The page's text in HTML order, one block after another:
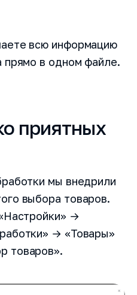
всю информацию
прямо в одном файле.
приятных
мы внедрили
выбора товаров.
→
→ «Товары»
товаров».